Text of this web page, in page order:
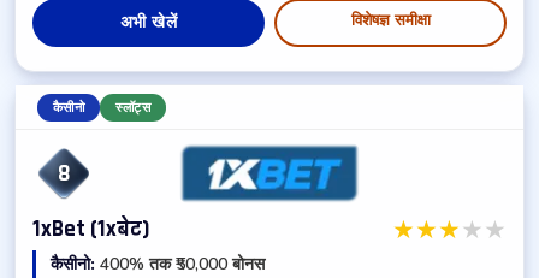
अभी खेलें विशेषज्ञ समीक्षा
कैसीनो स्लॉट्स
8
1xBet (1xबेट) ★★★★ ★
कैसीनो: 400% तक ₹50,000 बोनस